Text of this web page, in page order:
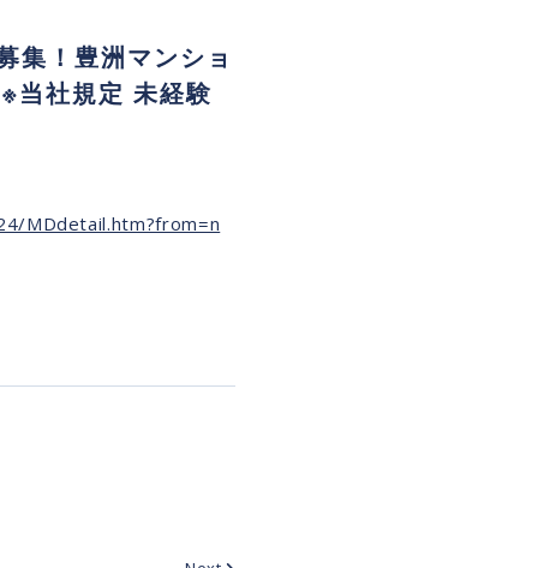
！豊洲マンショ
社規定 未経験
MDdetail.htm?from=n